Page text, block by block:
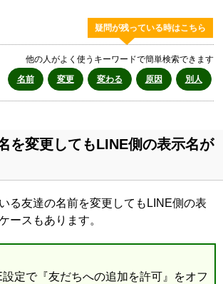
疑問が残っている時はこちら
他の人がよく使うキーワードで簡単検索できます
名前
変更 変わる 原因 別人
を変更してもLINE側の表示名が
る友達の名前を変更してもLINE側の表
ースもあります。
定で『友だちへの追加を許可』をオフ